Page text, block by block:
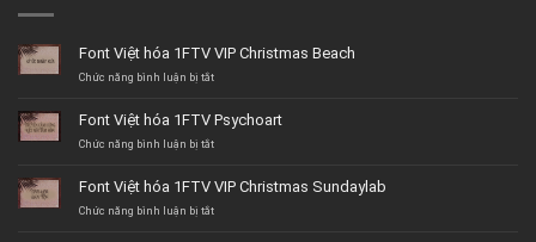
Font Việt hóa 1FTV VIP Christmas Beach
Chức năng bình luận bị tắtở
hóa
1FTV
Beach
Font Việt hóa 1FTV Psychoart
Chức năng bình luận bị tắtở
hóa
1FTV
Font Việt hóa 1FTV VIP Christmas Sundaylab
Chức năng bình luận bị tắtở